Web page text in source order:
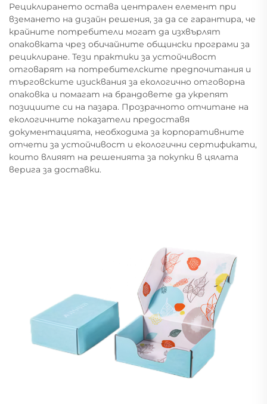
Рециклирането остава централен елемент при
вземането на дизайн решения, за да се гарантира, че
крайните потребители могат да изхвърлят
опаковката чрез обичайните общински програми за
рециклиране. Тези практики за устойчивост
отговарят на потребителските предпочитания и
търговските изисквания за екологично отговорна
опаковка и помагат на брандовете да укрепят
позициите си на пазара. Прозрачното отчитане на
екологичните показатели предоставя
документацията, необходима за корпоративните
отчети за устойчивост и екологични сертификати,
които влияят на решенията за покупки в цялата
верига за доставки.